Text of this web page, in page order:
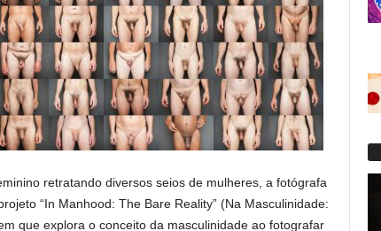
retratando diversos seios de mulheres, a fotógrafa
“In Manhood: The Bare Reality” (Na Masculinidade:
que explora o conceito da masculinidade ao fotografar